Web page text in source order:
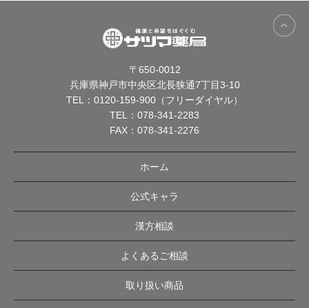
〒650-0012
兵庫県神戸市中央区北長狭通7丁目3-10
TEL： 0120-159-900（フリーダイヤル）
TEL： 078-341-2283
FAX：078-341-2276
ホーム
公式キャラ
漢方相談
よくあるご相談
取り扱い商品